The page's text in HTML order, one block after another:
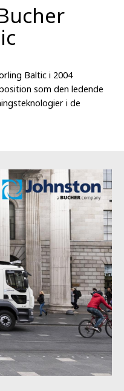
Baltic i 2004
som den ledende
i de